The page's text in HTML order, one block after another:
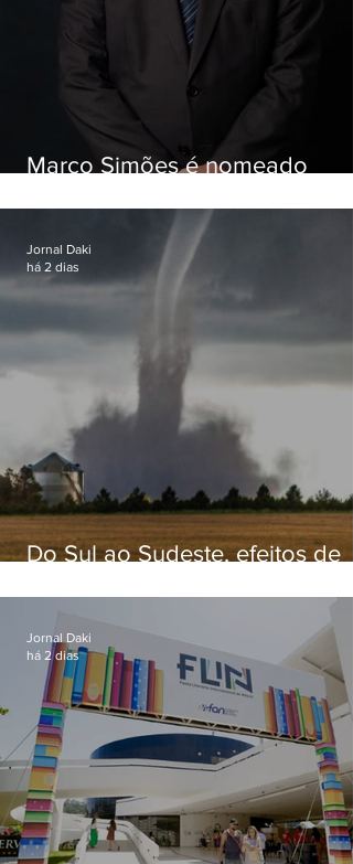
Marco Simões é nomeado
Do Sul ao Sudeste, efeitos de
apreensão na população
Jornal Daki
há 2 dias
Jornal Daki
há 2 dias